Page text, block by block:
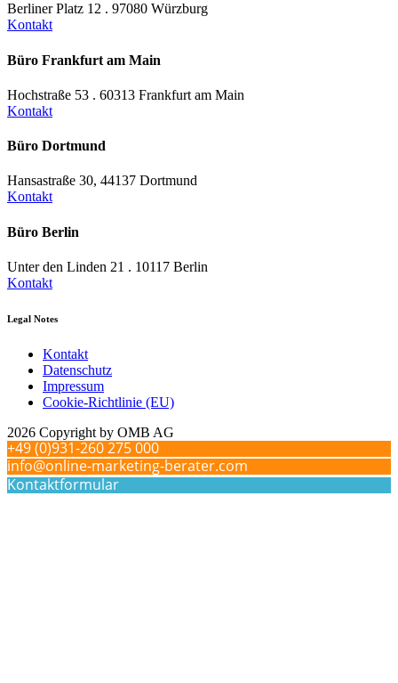
Berliner Platz 12 . 97080 Würzburg
Kontakt
Büro Frankfurt am Main
Hochstraße 53 . 60313 Frankfurt am Main
Kontakt
Büro Dortmund
Hansastraße 30, 44137 Dortmund
Kontakt
Büro Berlin
Unter den Linden 21 . 10117 Berlin
Kontakt
Legal Notes
Kontakt
Datenschutz
Impressum
Cookie-Richtlinie (EU)
2026 Copyright by OMB AG
+49 (0)931-260 275 000
info@online-marketing-berater.com
Kontaktformular